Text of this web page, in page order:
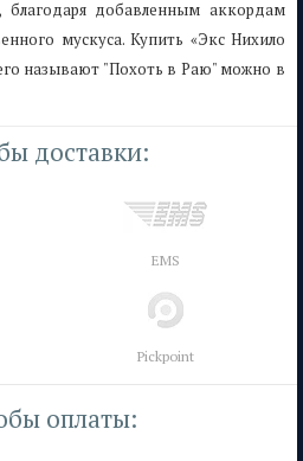
благодаря добавленным аккордам
мускуса. Купить «Экс Нихило
называют "Похоть в Раю" можно в
доставки:
EMS
Pickpoint
оплаты: